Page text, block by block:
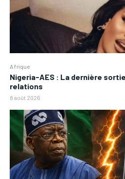
Afrique
Nigeria-AES : La dernière
relations
8 août 2026